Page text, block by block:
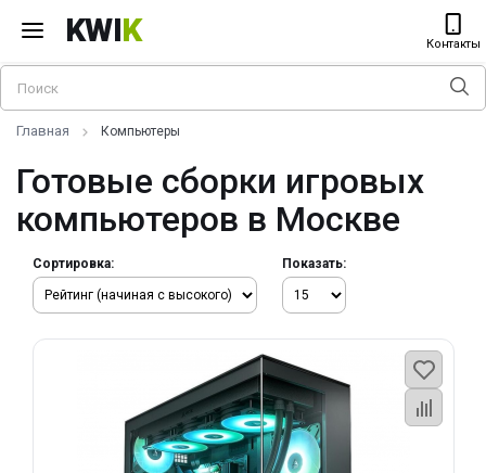
KWIK Контакты
Главная Компьютеры
Готовые сборки игровых
компьютеров в Москве
Сортировка: Показать: